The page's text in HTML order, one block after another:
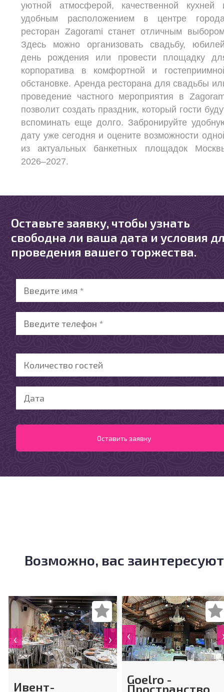
уютной атмосферой, качественной кухней
удобным расположением в центре
ресторан Zagorami станет отличным
Здесь можно организовать свадьбу,
день рождения или провести площадку
корпоратива в комфортной и
обстановке. Аренда ресторана для свадьбы
проведение частного мероприятия в
позволит создать праздник, который гости
вспоминать еще долго. Забронируйте
дату уже сегодня и оцените возможности
из актуальных банкетных площадок
2026–2027.
Оставьте заявку, чтобы узнать
свободна ли ваша дата и условия
проведения вашего торжества.
Возможно, вас заинтересуют
‹ ›
Ивент-
‹
Goelro -
Пространство